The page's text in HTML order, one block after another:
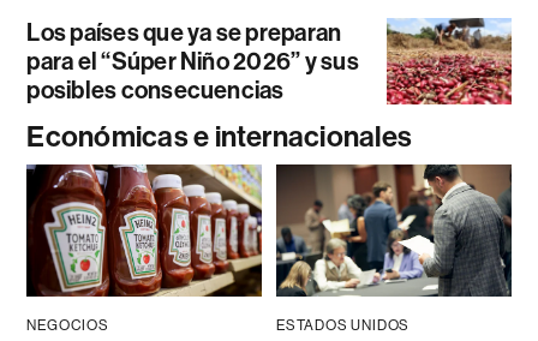
Los países que ya se preparan
para el “Súper Niño 2026” y sus
posibles consecuencias
Económicas e internacionales
NEGOCIOS ESTADOS UNIDOS